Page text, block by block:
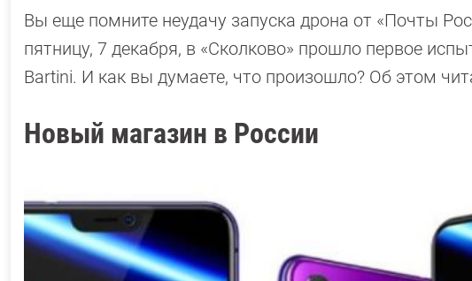
Вы еще помните неудачу запуска дрона от «Почты
пятницу, 7 декабря, в «Сколково» прошло первое
Bartini. И как вы думаете, что произошло? Об этом
Новый магазин в России